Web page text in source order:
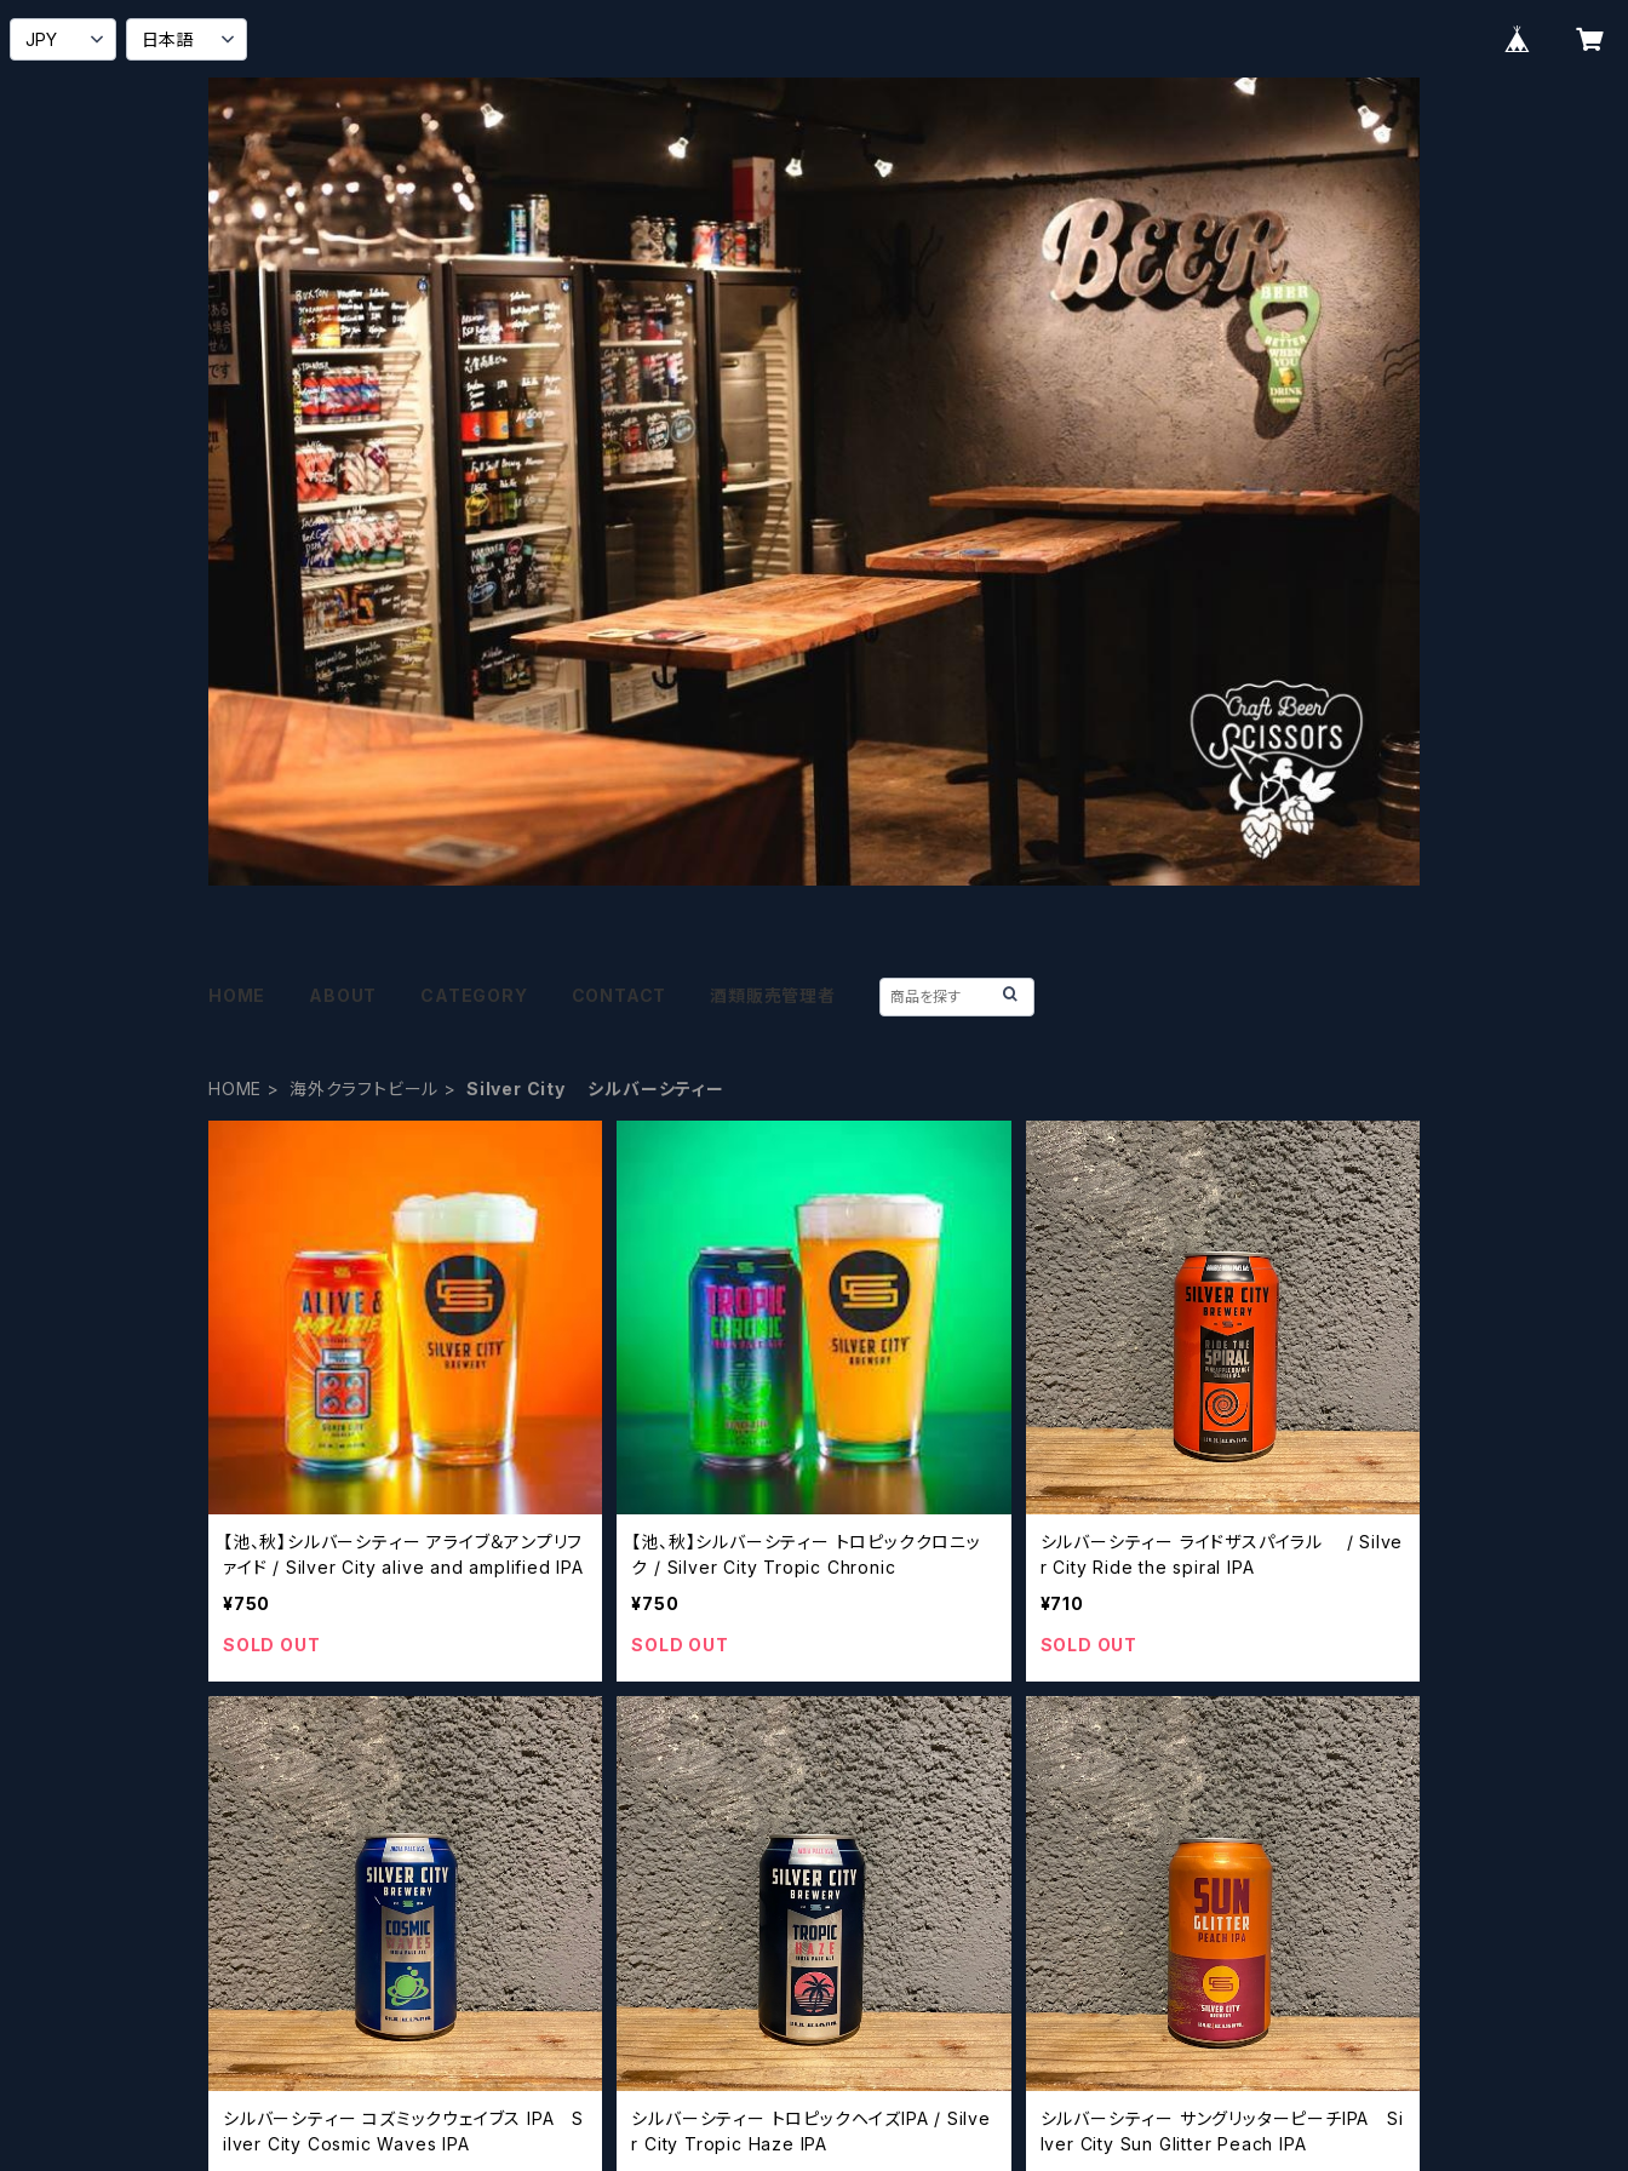
HOME ABOUT CATEGORY CONTACT 酒類販売管理者
HOME 海外クラフトビール Silver City シルバーシティー
【池、秋】シルバーシティー アライブ＆アンプリフ
ァイド / Silver City alive and amplified IPA
¥750
SOLD OUT
【池、秋】シルバーシティー トロピッククロニッ
ク / Silver City Tropic Chronic
¥750
SOLD OUT
シルバーシティー ライドザスパイラル / Silve
r City Ride the spiral IPA
¥710
SOLD OUT
シルバーシティー コズミックウェイブス IPA S
ilver City Cosmic Waves IPA
シルバーシティー トロピックヘイズIPA / Silve
r City Tropic Haze IPA
シルバーシティー サングリッターピーチIPA Si
lver City Sun Glitter Peach IPA